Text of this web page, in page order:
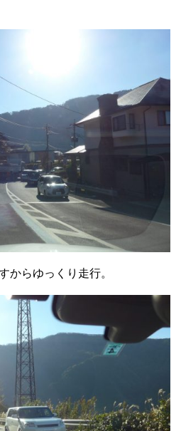
からゆっくり走行。